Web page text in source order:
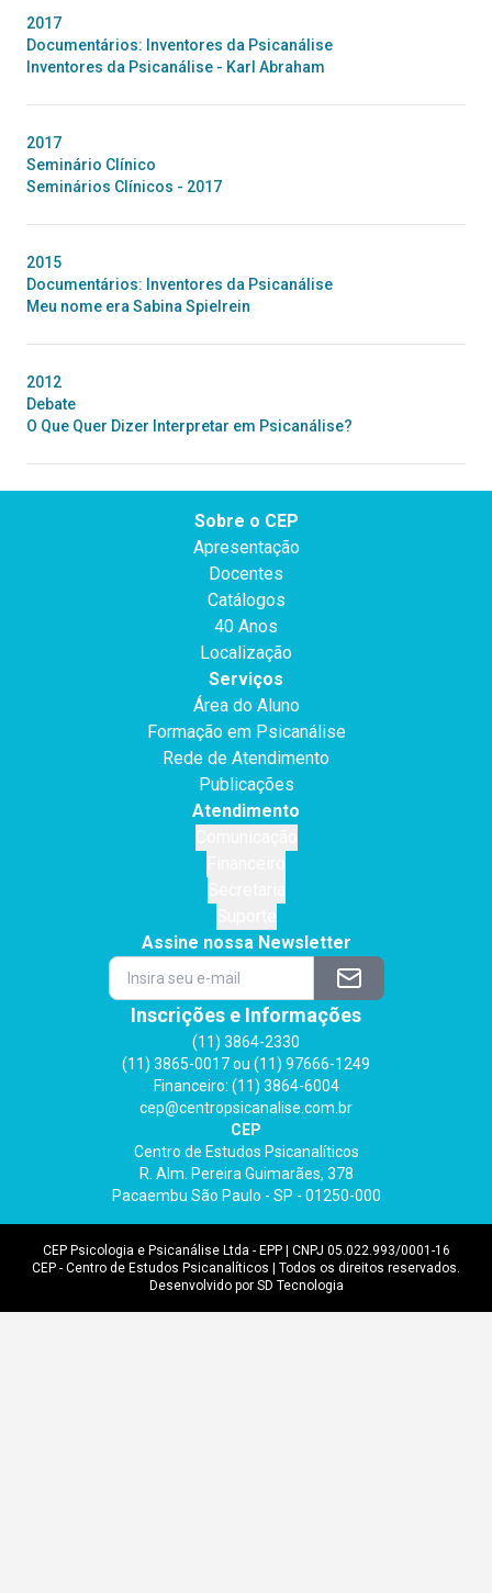
2017
Documentários: Inventores da Psicanálise
Inventores da Psicanálise - Karl Abraham
2017
Seminário Clínico
Seminários Clínicos - 2017
2015
Documentários: Inventores da Psicanálise
Meu nome era Sabina Spielrein
2012
Debate
O Que Quer Dizer Interpretar em Psicanálise?
Sobre o CEP
Apresentação
Docentes
Catálogos
40 Anos
Localização
Serviços
Área do Aluno
Formação em Psicanálise
Rede de Atendimento
Publicações
Atendimento
Assine nossa Newsletter
Inscrições e Informações
(11) 3864-2330
(11) 3865-0017 ou (11) 97666-1249
Financeiro: (11) 3864-6004
cep@centropsicanalise.com.br
CEP
Centro de Estudos Psicanalíticos
R. Alm. Pereira Guimarães, 378
Pacaembu São Paulo - SP - 01250-000
CEP Psicologia e Psicanálise Ltda - EPP | CNPJ 05.022.993/0001-16
CEP - Centro de Estudos Psicanalíticos | Todos os direitos reservados.
Desenvolvido por SD Tecnologia